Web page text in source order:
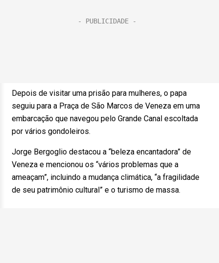
Depois de visitar uma prisão para mulheres, o papa
seguiu para a Praça de São Marcos de Veneza em uma
embarcação que navegou pelo Grande Canal escoltada
por vários gondoleiros.
Jorge Bergoglio destacou a “beleza encantadora” de
Veneza e mencionou os “vários problemas que a
ameaçam”, incluindo a mudança climática, “a fragilidade
de seu patrimônio cultural” e o turismo de massa.